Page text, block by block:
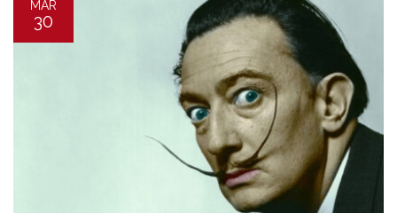
MAR
30